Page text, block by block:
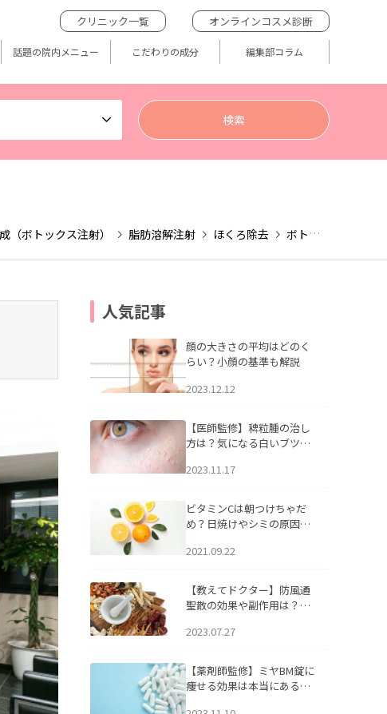
クリニック一覧 オンラインコスメ診断
話題の院内メニュー こだわりの成分 編集部コラム
（ボトックス注射） 脂肪溶解注射 ほくろ除去 ボトックス注射
人気記事
顔の大きさの平均はどのく
らい？小顔の基準も解説
2023.12.12
【医師監修】稗粒腫の治し
方は？気になる白いブツブ
アについて
2023.11.17
ビタミンCは朝つけちゃだ
め？日焼けやシミの原因に
2021.09.22
【教えてドクター】防風通
聖散の効果や副作用は？長
2023.07.27
【薬剤師監修】ミヤBM錠に
痩せる効果は本当にある